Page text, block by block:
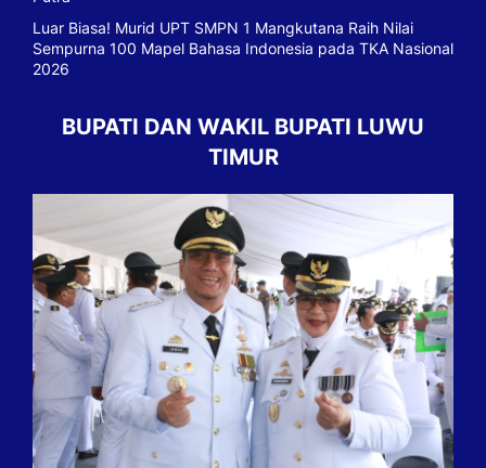
Luar Biasa! Murid UPT SMPN 1 Mangkutana Raih Nilai
Sempurna 100 Mapel Bahasa Indonesia pada TKA Nasional
2026
BUPATI DAN WAKIL BUPATI LUWU
TIMUR